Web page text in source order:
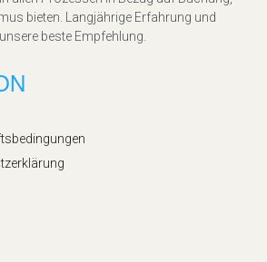
bieten. Langjährige Erfahrung und
beste Empfehlung.